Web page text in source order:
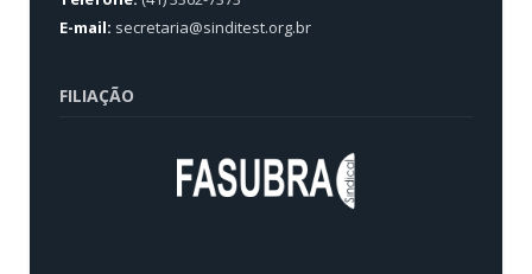
E-mail: secretaria@sinditest.org.br
FILIAÇÃO